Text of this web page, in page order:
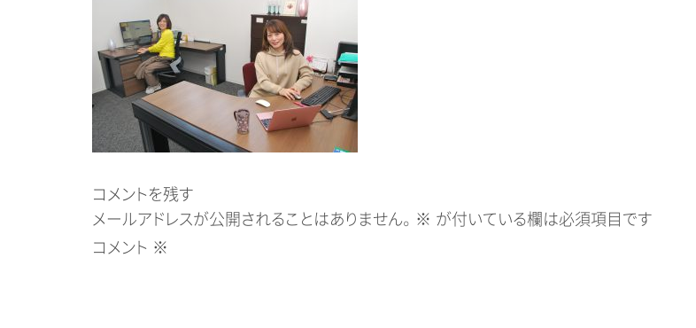
コメントを残す
メールアドレスが公開されることはありません。 ※ が付いている欄は必須項目です
コメント ※